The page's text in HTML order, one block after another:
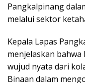
Pangkalpinang
melalui sektor
Kepala Lapas
menjelaskan
wujud nyata dari
Binaan dalam